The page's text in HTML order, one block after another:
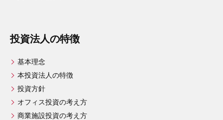
投資法人の特徴
基本理念
本投資法人の特徴
投資方針
オフィス投資の考え方
商業施設投資の考え方